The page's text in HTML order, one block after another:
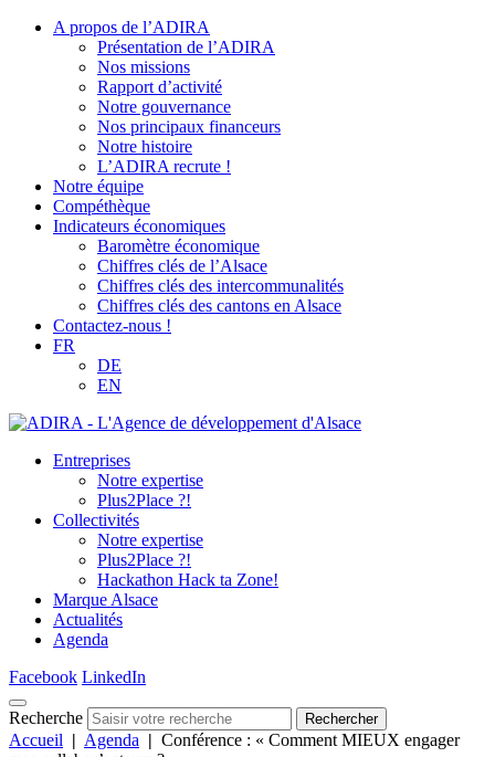
A propos de l’ADIRA
Présentation de l’ADIRA
Nos missions
Rapport d’activité
Notre gouvernance
Nos principaux financeurs
Notre histoire
L’ADIRA recrute !
Notre équipe
Compéthèque
Indicateurs économiques
Baromètre économique
Chiffres clés de l’Alsace
Chiffres clés des intercommunalités
Chiffres clés des cantons en Alsace
Contactez-nous !
FR
DE
EN
Entreprises
Notre expertise
Plus2Place ?!
Collectivités
Notre expertise
Plus2Place ?!
Hackathon Hack ta Zone!
Marque Alsace
Actualités
Agenda
Facebook LinkedIn
Recherche Rechercher
Accueil | Agenda | Conférence : « Comment MIEUX engager